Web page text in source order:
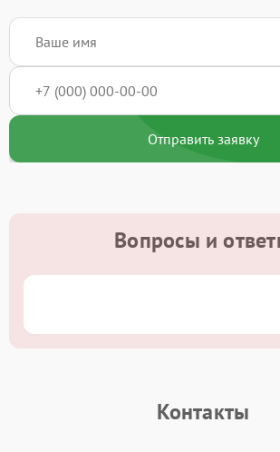
Отправить заявку
Вопросы и
Контакты